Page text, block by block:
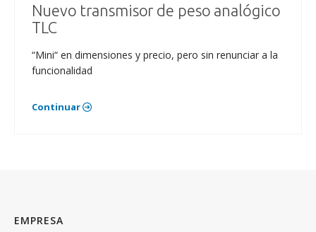
Nuevo transmisor de peso analógico
TLC
“Mini“ en dimensiones y precio, pero sin renunciar a la
funcionalidad
Continuar
EMPRESA